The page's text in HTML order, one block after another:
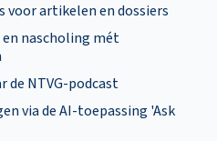
voor artikelen en dossiers
nascholing mét
de NTVG-podcast
via de AI-toepassing 'Ask